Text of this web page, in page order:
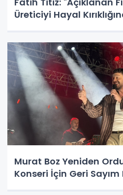
Üreticiyi Hayal
Murat Boz Yeniden
Konseri İçin Geri Sayım